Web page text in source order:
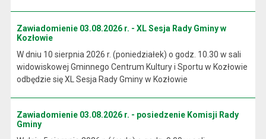
Zawiadomienie 03.08.2026 r. - XL Sesja Rady Gminy w
Kozłowie
W dniu 10 sierpnia 2026 r. (poniedziałek) o godz. 10.30 w sali
widowiskowej Gminnego Centrum Kultury i Sportu w Kozłowie
odbędzie się XL Sesja Rady Gminy w Kozłowie
Zawiadomienie 03.08.2026 r. - posiedzenie Komisji Rady
Gminy